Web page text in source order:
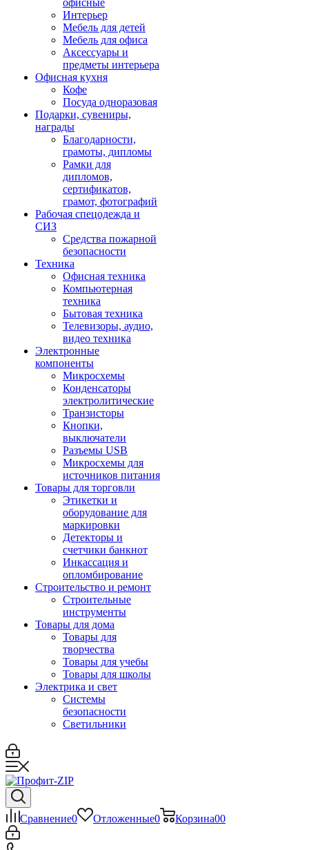
офисные
Интерьер
Мебель для детей
Мебель для офиса
Аксессуары и
предметы интерьера
Офисная кухня
Кофе
Посуда одноразовая
Подарки, сувениры,
награды
Благодарности,
грамоты, дипломы
Рамки для
дипломов,
сертификатов,
грамот, фотографий
Рабочая спецодежда и
СИЗ
Средства пожарной
безопасности
Техника
Офисная техника
Компьютерная
техника
Бытовая техника
Телевизоры, аудио,
видео техника
Электронные
компоненты
Микросхемы
Конденсаторы
электролитические
Транзисторы
Кнопки,
выключатели
Разъемы USB
Микросхемы для
источников питания
Товары для торговли
Этикетки и
оборудование для
маркировки
Детекторы и
счетчики банкнот
Инкассация и
опломбирование
Строительство и ремонт
Строительные
инструменты
Товары для дома
Товары для
творчества
Товары для учебы
Товары для школы
Электрика и свет
Системы
безопасности
Светильники
Сравнение0 Отложенные0 Корзина00